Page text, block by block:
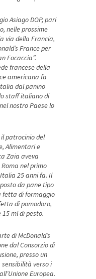
Asiago DOP, pari
nelle prossime
via della Francia,
France per
Focaccia”.
francese della
americana fa
dal panino
staff italiano di
nostro Paese lo
patrocinio del
Alimentari e
Zaia aveva
nel primo
25 anni fa. Il
da pane tipo
fetta di formaggio
di pomodoro,
ml di pesto.
di McDonald’s
dal Consorzio di
presso un
verso i
Europea.